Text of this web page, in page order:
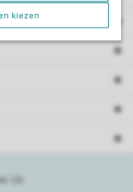
kiezen
Us